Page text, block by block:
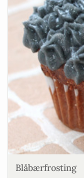
Blåbærfrosting